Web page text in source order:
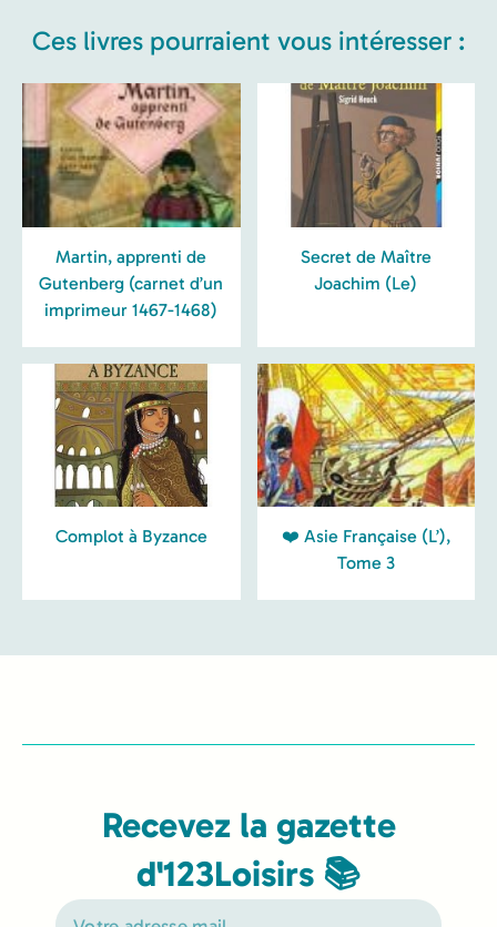
Ces livres pourraient vous intéresser :
Martin, apprenti de
Gutenberg (carnet d’un
imprimeur 1467-1468)
Secret de Maître
Joachim (Le)
Complot à Byzance
❤️ Asie Française (L’),
Tome 3
Recevez la gazette
d'123Loisirs 📚